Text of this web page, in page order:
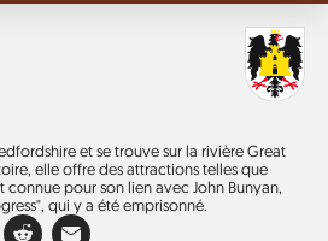
et se trouve sur la rivière Great
elle offre des attractions telles que
connue pour son lien avec John Bunyan,
qui y a été emprisonné.